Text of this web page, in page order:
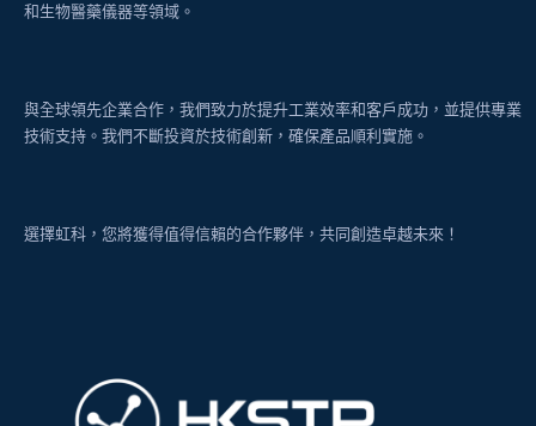
和生物醫藥儀器等領域。
與全球領先企業合作，我們致力於提升工業效率和客戶成功，並提供專業
技術支持。我們不斷投資於技術創新，確保產品順利實施。
選擇虹科，您將獲得值得信賴的合作夥伴，共同創造卓越未來！